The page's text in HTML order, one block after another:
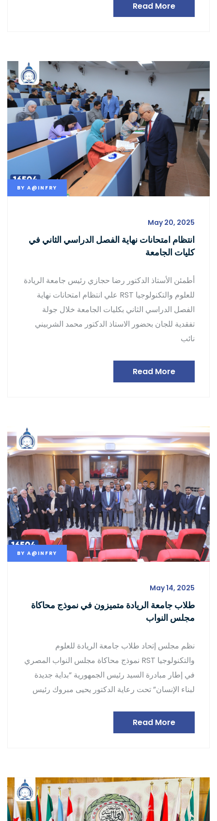
Read More
BY A@INFRY
May 20, 2025
انتظام امتحانات نهاية الفصل الدراسي الثاني في
كليات الجامعة
أطمئن الأستاذ الدكتور رضا حجازي رئيس جامعة الريادة
للعلوم والتكنولوجيا RST علي انتظام امتحانات نهاية
الفصل الدراسي الثاني بكليات الجامعة خلال جولة
تفقدية للجان بحضور الاستاذ الدكتور محمد الشربيني
نائب
Read More
BY A@INFRY
May 14, 2025
طلاب جامعة الريادة متميزون في نموذج محاكاة
مجلس النواب
نظم مجلس إتحاد طلاب جامعة الريادة للعلوم
والتكنولوجيا RST نموذج محاكاة مجلس النواب المصري
في إطار مبادرة السيد رئيس الجمهورية “بداية جديدة
لبناء الإنسان” تحت رعاية الدكتور يحيى مبروك رئيس
Read More